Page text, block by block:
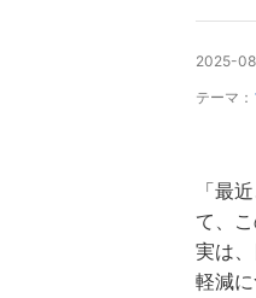
2025-
テーマ：
「最
て、
実は
軽減